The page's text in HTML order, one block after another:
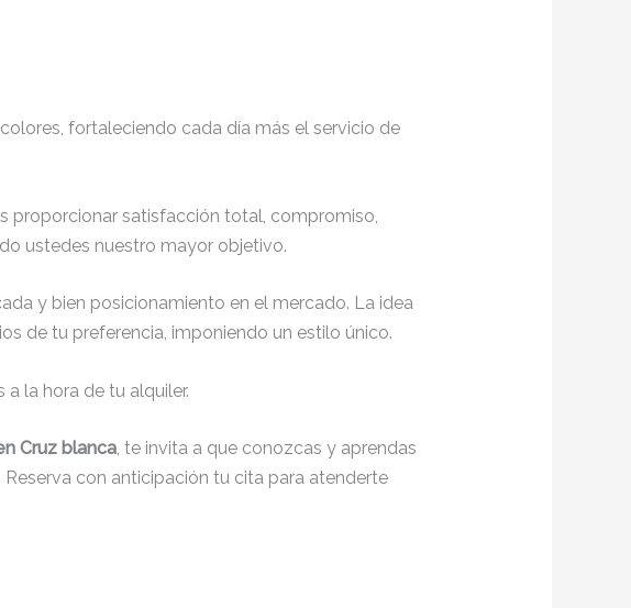
fortaleciendo cada día más el servicio de
proporcionar satisfacción total, compromiso,
ustedes nuestro mayor objetivo.
y bien posicionamiento en el mercado. La idea
de tu preferencia, imponiendo un estilo único.
la hora de tu alquiler.
Cruz blanca, te invita a que conozcas y aprendas
con anticipación tu cita para atenderte